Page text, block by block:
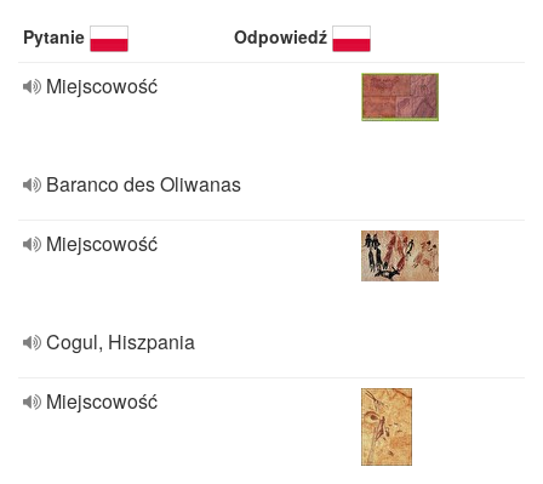
Pytanie Odpowiedź
Miejscowość
Baranco des Oliwanas
Miejscowość
Cogul, Hiszpania
Miejscowość